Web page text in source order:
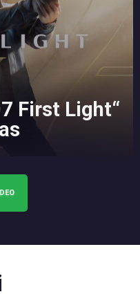
First Light“